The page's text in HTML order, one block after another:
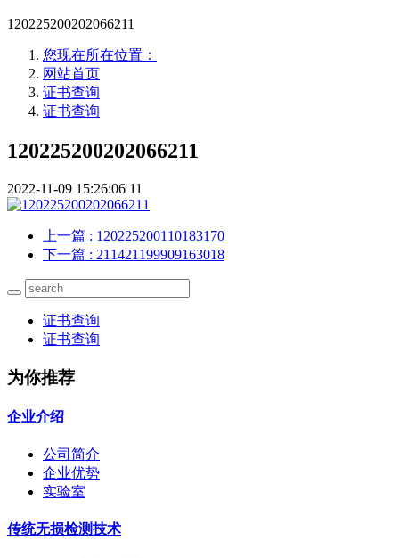
120225200202066211
您现在所在位置：
网站首页
证书查询
证书查询
120225200202066211
2022-11-09 15:26:06 11
上一篇 : 120225200110183170
下一篇 : 211421199909163018
证书查询
证书查询
为你推荐
企业介绍
公司简介
企业优势
实验室
传统无损检测技术